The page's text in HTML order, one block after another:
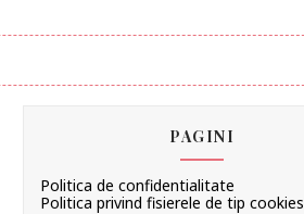
PAGINI
Politica de confidentialitate
Politica privind fisierele de tip cookies